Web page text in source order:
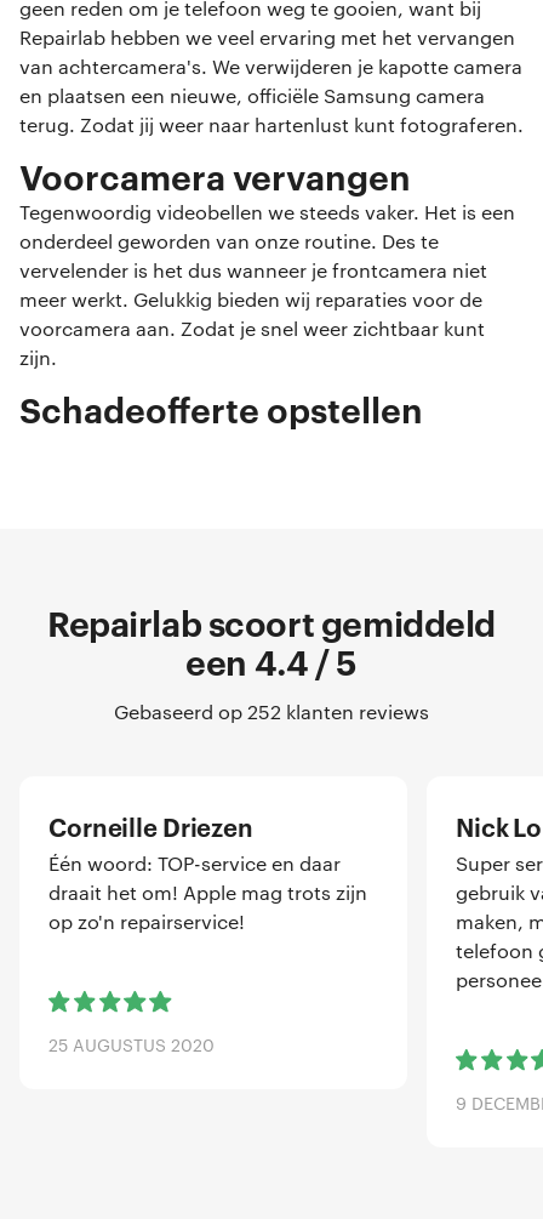
geen reden om je telefoon weg te gooien, want bij
Repairlab hebben we veel ervaring met het vervangen
van achtercamera's. We verwijderen je kapotte camera
en plaatsen een nieuwe, officiële Samsung camera
terug. Zodat jij weer naar hartenlust kunt fotograferen.
Voorcamera vervangen
Tegenwoordig videobellen we steeds vaker. Het is een
onderdeel geworden van onze routine. Des te
vervelender is het dus wanneer je frontcamera niet
meer werkt. Gelukkig bieden wij reparaties voor de
voorcamera aan. Zodat je snel weer zichtbaar kunt
zijn.
Schadeofferte opstellen
Repairlab scoort gemiddeld
een 4.4 / 5
Gebaseerd op 252 klanten reviews
Corneille Driezen
Één woord: TOP-service en daar
draait het om! Apple mag trots zijn
op zo'n repairservice!
25 AUGUSTUS 2020
Nick
Super
gebruik
maken,
telefoon
9